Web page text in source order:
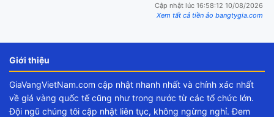
Cập nhật lúc 16:58:12 10/08/2026
Xem tất cả tiền ảo bangtygia.com
Giới thiệu
GiaVangVietNam.com cập nhật nhanh nhất và chính xác nhất
về giá vàng quốc tế cũng như trong nước từ các tổ chức lớn.
Đội ngũ chúng tôi cập nhật liên tục, không ngừng nghỉ. Đem